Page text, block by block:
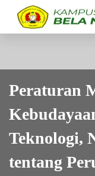
Peraturan
Teknologi,
tentang